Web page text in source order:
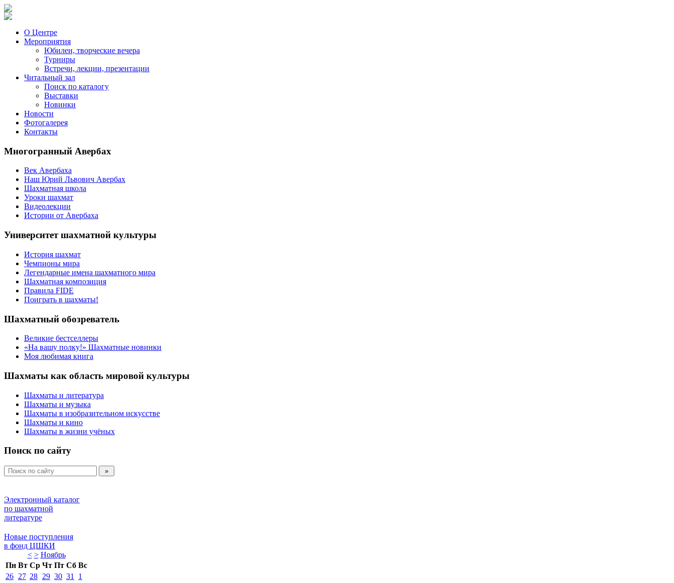
О Центре
Мероприятия
Юбилеи, творческие вечера
Турниры
Встречи, лекции, презентации
Читальный зал
Поиск по каталогу
Выставки
Новинки
Новости
Фотогалерея
Контакты
Многогранный Авербах
Век Авербаха
Наш Юрий Львович Авербах
Шахматная школа
Уроки шахмат
Видеолекции
Истории от Авербаха
Университет шахматной культуры
История шахмат
Чемпионы мира
Легендарные имена шахматного мира
Шахматная композиция
Правила FIDE
Поиграть в шахматы!
Шахматный обозреватель
Великие бестселлеры
«На вашу полку!» Шахматные новинки
Моя любимая книга
Шахматы как область мировой культуры
Шахматы и литература
Шахматы и музыка
Шахматы в изобразительном искусстве
Шахматы и кино
Шахматы в жизни учёных
Поиск по сайту
Электронный каталог
по шахматной
литературе
Новые поступления
в фонд ЦШКИ
< > Ноябрь
Пн Вт Ср Чт Пт Сб Вс
26 27 28 29 30 31
1